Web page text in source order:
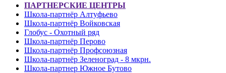
ПАРТНЕРСКИЕ ЦЕНТРЫ
Школа-партнёр Алтуфьево
Школа-партнёр Войковская
Глобус - Охотный ряд
Школа-партнёр Перово
Школа-партнёр Профсоюзная
Школа-партнёр Зеленоград - 8 мкрн.
Школа-партнер Южное Бутово